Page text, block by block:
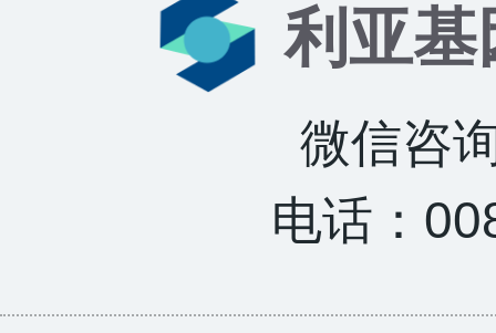
利亚基
微信咨
电话：